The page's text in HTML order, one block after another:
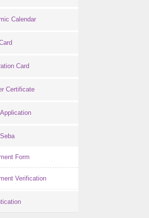
Calendar
Card
Certificate
Form
Verification